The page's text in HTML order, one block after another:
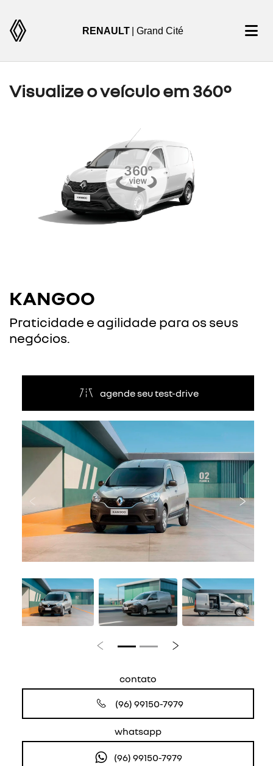
RENAULT | Grand Cité
Visualize o veículo em 360°
KANGOO
Praticidade e agilidade para os seus
negócios.
agende seu test-drive
Anterior
Anterior Próximo
contato
(96) 99150-7979
whatsapp
(96) 99150-7979